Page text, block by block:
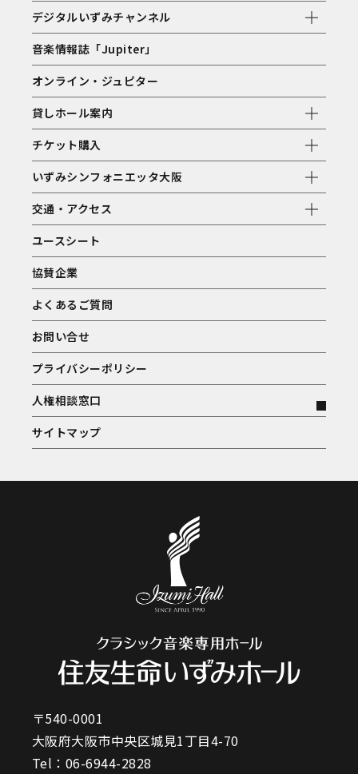
デジタルいずみチャンネル
音楽情報誌「Jupiter」
オンライン・ジュピター
貸しホール案内
チケット購入
いずみシンフォニエッタ大阪
交通・アクセス
ユースシート
協賛企業
よくあるご質問
お問い合せ
プライバシーポリシー
人権相談窓口
サイトマップ
〒540-0001
大阪府大阪市中央区城見1丁目4-70
Tel： 06-6944-2828